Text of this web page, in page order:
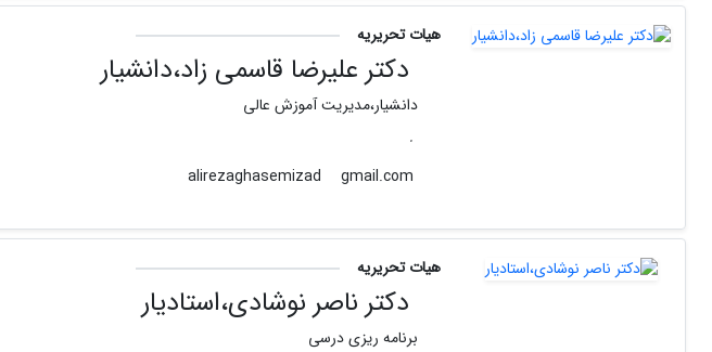
هیات تحریریه
دکتر علیرضا قاسمی زاد،دانشیار
دانشیار،مدیریت آموزش عالی
.
gmail.com
هیات تحریریه
دکتر ناصر نوشادی،استادیار
برنامه ریزی درسی